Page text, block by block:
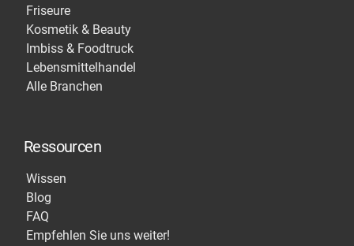
Friseure
Kosmetik & Beauty
Imbiss & Foodtruck
Lebensmittelhandel
Alle Branchen
Ressourcen
Wissen
Blog
FAQ
Empfehlen Sie uns weiter!